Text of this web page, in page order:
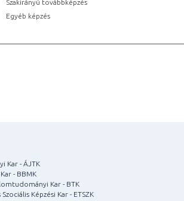
Szakirányú továbbképzés
Egyéb képzés
Kar - ÁJTK
- BBMK
Kar - BTK
Képzési Kar - ETSZK